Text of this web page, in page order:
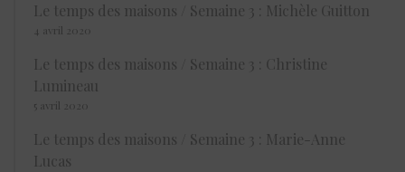
Le temps des maisons / Semaine 3 : Michèle Guitton
4 avril 2020
Le temps des maisons / Semaine 3 : Christine
Lumineau
5 avril 2020
Le temps des maisons / Semaine 3 : Marie-Anne
Lucas